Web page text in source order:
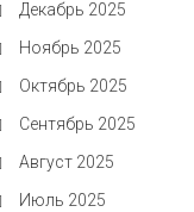
Декабрь 2025
Ноябрь 2025
Октябрь 2025
Сентябрь 2025
Август 2025
Июль 2025